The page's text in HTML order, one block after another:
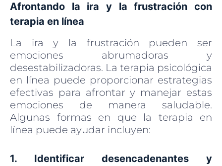
Afrontando la ira y la frustración con
terapia en línea
La ira y la frustración pueden ser
emociones abrumadoras y
desestabilizadoras. La terapia psicológica
en línea puede proporcionar estrategias
efectivas para afrontar y manejar estas
emociones de manera saludable.
Algunas formas en que la terapia en
línea puede ayudar incluyen:
1. Identificar desencadenantes y